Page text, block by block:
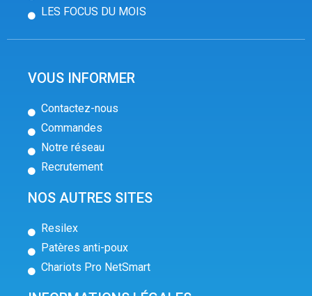
LES FOCUS DU MOIS
VOUS INFORMER
Contactez-nous
Commandes
Notre réseau
Recrutement
NOS AUTRES SITES
Resilex
Patères anti-poux
Chariots Pro NetSmart